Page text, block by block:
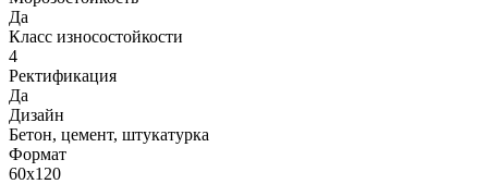
Да
Класс износостойкости
4
Ректификация
Да
Дизайн
Бетон, цемент, штукатурка
Формат
60x120